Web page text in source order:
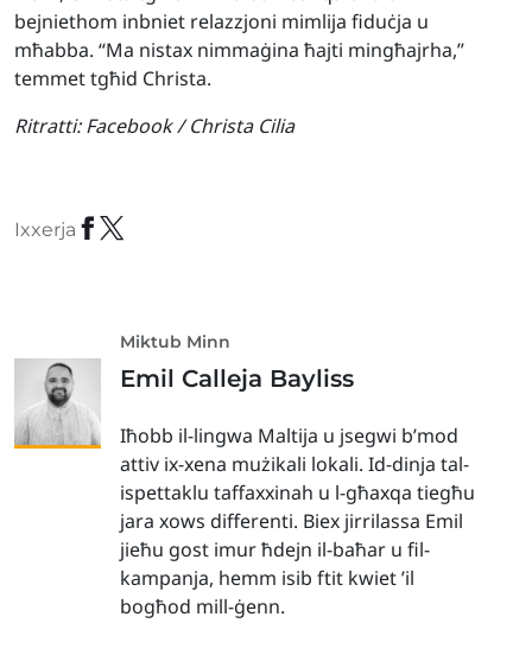
bejniethom inbniet relazzjoni mimlija fiduċja u
mħabba. “Ma nistax nimmaġina ħajti mingħajrha,”
temmet tgħid Christa.
Ritratti: Facebook / Christa Cilia
Ixxerja
Miktub Minn
Emil Calleja Bayliss
Iħobb il-lingwa Maltija u jsegwi b’mod
attiv ix-xena mużikali lokali. Id-dinja tal-
ispettaklu taffaxxinah u l-għaxqa tiegħu
jara xows differenti. Biex jirrilassa Emil
jieħu gost imur ħdejn il-baħar u fil-
kampanja, hemm isib ftit kwiet ’il
bogħod mill-ġenn.